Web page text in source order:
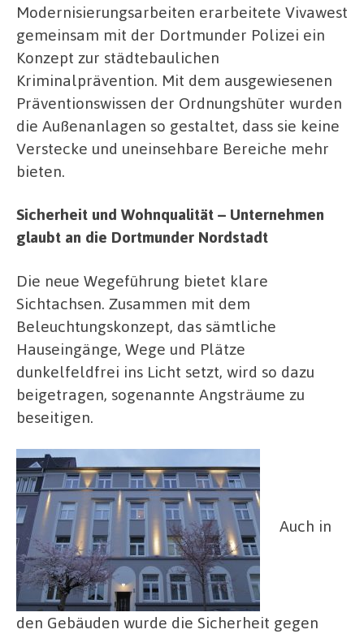
Modernisierungsarbeiten erarbeitete Vivawest
gemeinsam mit der Dortmunder Polizei ein
Konzept zur städtebaulichen
Kriminalprävention. Mit dem ausgewiesenen
Präventionswissen der Ordnungshüter wurden
die Außenanlagen so gestaltet, dass sie keine
Verstecke und uneinsehbare Bereiche mehr
bieten.
Sicherheit und Wohnqualität – Unternehmen
glaubt an die Dortmunder Nordstadt
Die neue Wegeführung bietet klare
Sichtachsen. Zusammen mit dem
Beleuchtungskonzept, das sämtliche
Hauseingänge, Wege und Plätze
dunkelfeldfrei ins Licht setzt, wird so dazu
beigetragen, sogenannte Angsträume zu
beseitigen.
Auch in
den Gebäuden wurde die Sicherheit gegen